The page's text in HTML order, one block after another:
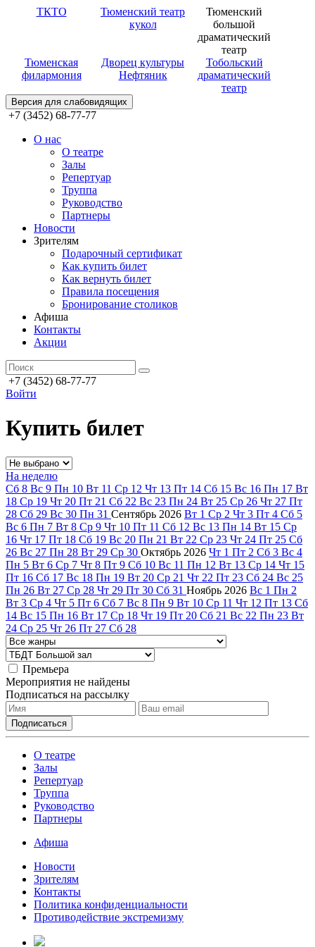
ТКТО
Тюменский театр
кукол
Тюменский
большой
драматический
театр
Тюменская
филармония
Дворец культуры
Нефтяник
Тобольский
драматический
театр
Версия для слабовидящих
+7 (3452) 68-77-77
О нас
О театре
Залы
Репертуар
Труппа
Руководство
Партнеры
Новости
Зрителям
Подарочный сертификат
Как купить билет
Как вернуть билет
Правила посещения
Бронирование столиков
Афиша
Контакты
Акции
+7 (3452) 68-77-77
Войти
Купить билет
На неделю
Сб 8 Вс 9 Пн 10 Вт 11 Ср 12 Чт 13 Пт 14 Сб 15 Вс 16 Пн 17 Вт
18 Ср 19 Чт 20 Пт 21 Сб 22 Вс 23 Пн 24 Вт 25 Ср 26 Чт 27 Пт
28 Сб 29 Вс 30 Пн 31 Сентябрь 2026 Вт 1 Ср 2 Чт 3 Пт 4 Сб 5
Вс 6 Пн 7 Вт 8 Ср 9 Чт 10 Пт 11 Сб 12 Вс 13 Пн 14 Вт 15 Ср
16 Чт 17 Пт 18 Сб 19 Вс 20 Пн 21 Вт 22 Ср 23 Чт 24 Пт 25 Сб
26 Вс 27 Пн 28 Вт 29 Ср 30 Октябрь 2026 Чт 1 Пт 2 Сб 3 Вс 4
Пн 5 Вт 6 Ср 7 Чт 8 Пт 9 Сб 10 Вс 11 Пн 12 Вт 13 Ср 14 Чт 15
Пт 16 Сб 17 Вс 18 Пн 19 Вт 20 Ср 21 Чт 22 Пт 23 Сб 24 Вс 25
Пн 26 Вт 27 Ср 28 Чт 29 Пт 30 Сб 31 Ноябрь 2026 Вс 1 Пн 2
Вт 3 Ср 4 Чт 5 Пт 6 Сб 7 Вс 8 Пн 9 Вт 10 Ср 11 Чт 12 Пт 13 Сб
14 Вс 15 Пн 16 Вт 17 Ср 18 Чт 19 Пт 20 Сб 21 Вс 22 Пн 23 Вт
24 Ср 25 Чт 26 Пт 27 Сб 28
Премьера
Мероприятия не найдены
Подписаться на рассылку
О театре
Залы
Репертуар
Труппа
Руководство
Партнеры
Афиша
Новости
Зрителям
Контакты
Политика конфиденциальности
Противодействие экстремизму